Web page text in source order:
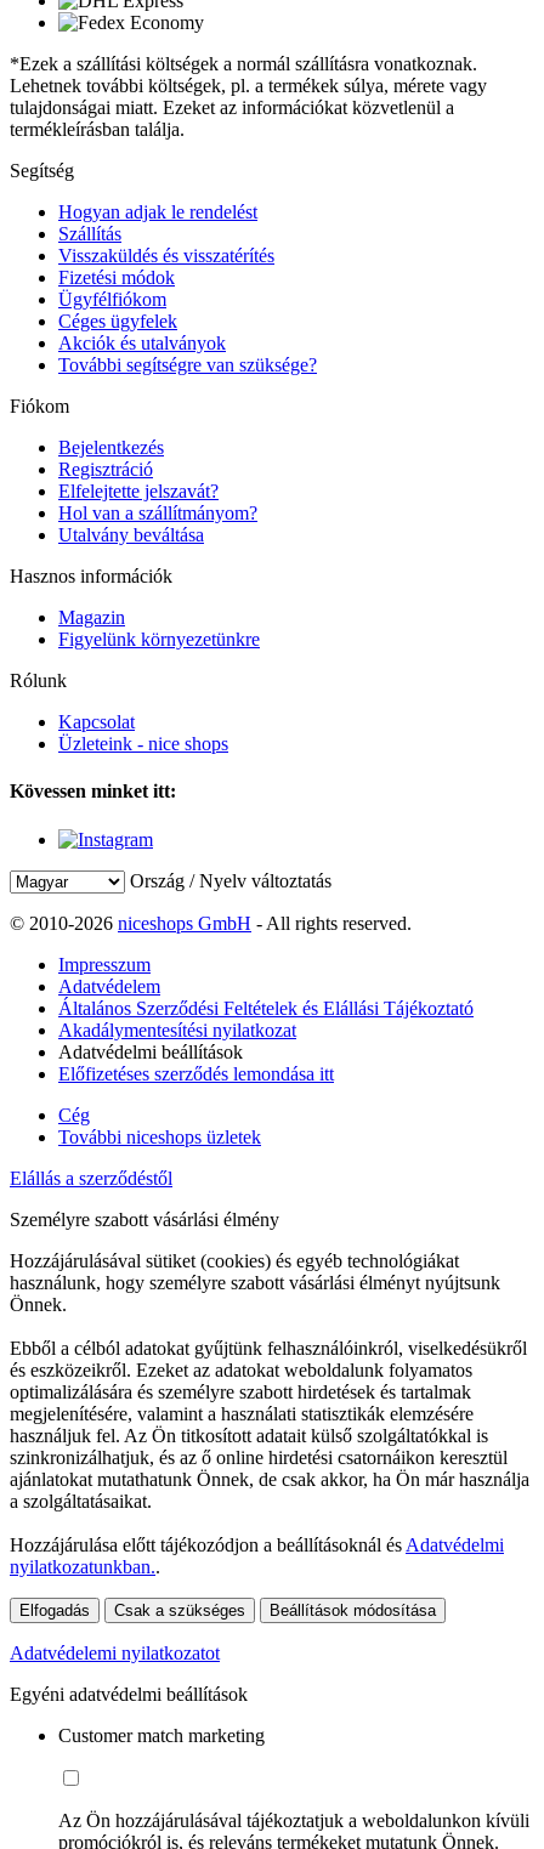
*Ezek a szállítási költségek a normál szállításra vonatkoznak.
Lehetnek további költségek, pl. a termékek súlya, mérete vagy
tulajdonságai miatt. Ezeket az információkat közvetlenül a
termékleírásban találja.
Segítség
Hogyan adjak le rendelést
Szállítás
Visszaküldés és visszatérítés
Fizetési módok
Ügyfélfiókom
Céges ügyfelek
Akciók és utalványok
További segítségre van szüksége?
Fiókom
Bejelentkezés
Regisztráció
Elfelejtette jelszavát?
Hol van a szállítmányom?
Utalvány beváltása
Hasznos információk
Magazin
Figyelünk környezetünkre
Rólunk
Kapcsolat
Üzleteink - nice shops
Kövessen minket itt:
Ország / Nyelv változtatás
© 2010-2026 niceshops GmbH - All rights reserved.
Impresszum
Adatvédelem
Általános Szerződési Feltételek és Elállási Tájékoztató
Akadálymentesítési nyilatkozat
Adatvédelmi beállítások
Előfizetéses szerződés lemondása itt
Cég
További niceshops üzletek
Elállás a szerződéstől
Személyre szabott vásárlási élmény
Hozzájárulásával sütiket (cookies) és egyéb technológiákat
használunk, hogy személyre szabott vásárlási élményt nyújtsunk
Önnek.
Ebből a célból adatokat gyűjtünk felhasználóinkról, viselkedésükről
és eszközeikről. Ezeket az adatokat weboldalunk folyamatos
optimalizálására és személyre szabott hirdetések és tartalmak
megjelenítésére, valamint a használati statisztikák elemzésére
használjuk fel. Az Ön titkosított adatait külső szolgáltatókkal is
szinkronizálhatjuk, és az ő online hirdetési csatornáikon keresztül
ajánlatokat mutathatunk Önnek, de csak akkor, ha Ön már használja
a szolgáltatásaikat.
Hozzájárulása előtt tájékozódjon a beállításoknál és Adatvédelmi
nyilatkozatunkban..
Elfogadás Csak a szükséges Beállítások módosítása
Adatvédelemi nyilatkozatot
Egyéni adatvédelmi beállítások
Customer match marketing
Az Ön hozzájárulásával tájékoztatjuk a weboldalunkon kívüli
promóciókról is, és releváns termékeket mutatunk Önnek.